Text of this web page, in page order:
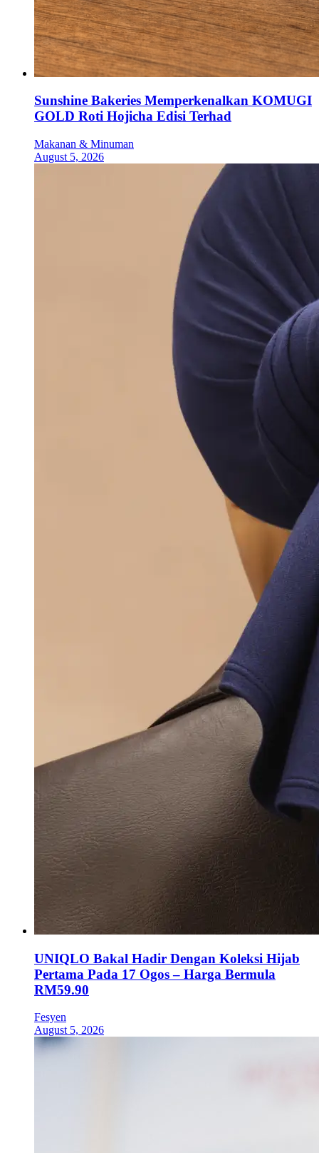
Sunshine Bakeries Memperkenalkan KOMUGI
GOLD Roti Hojicha Edisi Terhad
Makanan & Minuman
August 5, 2026
UNIQLO Bakal Hadir Dengan Koleksi Hijab
Pertama Pada 17 Ogos – Harga Bermula
RM59.90
Fesyen
August 5, 2026